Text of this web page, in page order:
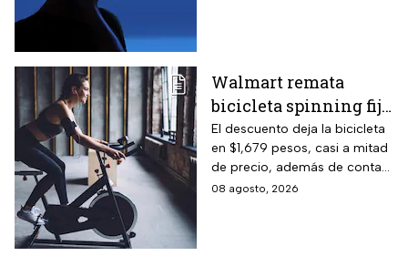
Walmart remata
bicicleta spinning fija
con monitoreo de
velocidad, calorías y
pulso, ideal para hacer
cardio en casa
El descuento deja la bicicleta
en $1,679 pesos, casi a mitad
de precio, además de contar
el beneficio de meses sin
08 agosto, 2026